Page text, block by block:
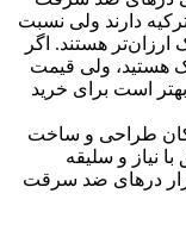
دارند ولی نسبت
هستند. اگر
هستید، ولی قیمت
است برای خرید
طراحی و ساخت
نیاز و سلیقه
درهای ضد سرقت